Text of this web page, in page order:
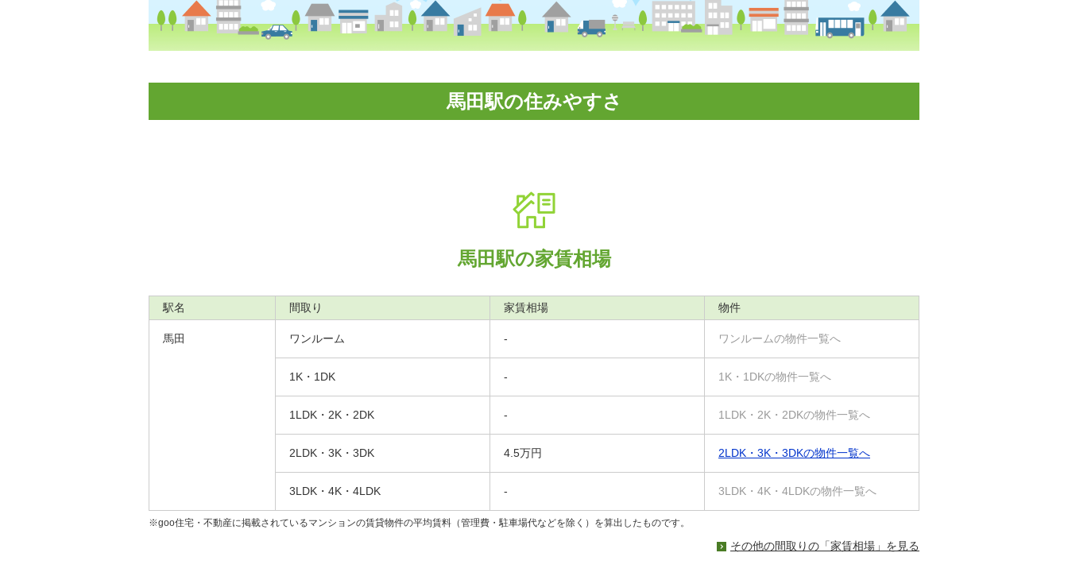
馬田駅の住みやすさ
馬田駅の家賃相場
駅名 間取り 家賃相場 物件
馬田 ワンルーム - ワンルームの物件一覧へ
1K・1DK - 1K・1DKの物件一覧へ
1LDK・2K・2DK - 1LDK・2K・2DKの物件一覧へ
2LDK・3K・3DK 4.5万円 2LDK・3K・3DKの物件一覧へ
3LDK・4K・4LDK - 3LDK・4K・4LDKの物件一覧へ
※goo住宅・不動産に掲載されているマンションの賃貸物件の平均賃料（管理費・駐車場代などを除く）を算出したものです。
その他の間取りの「家賃相場」を見る